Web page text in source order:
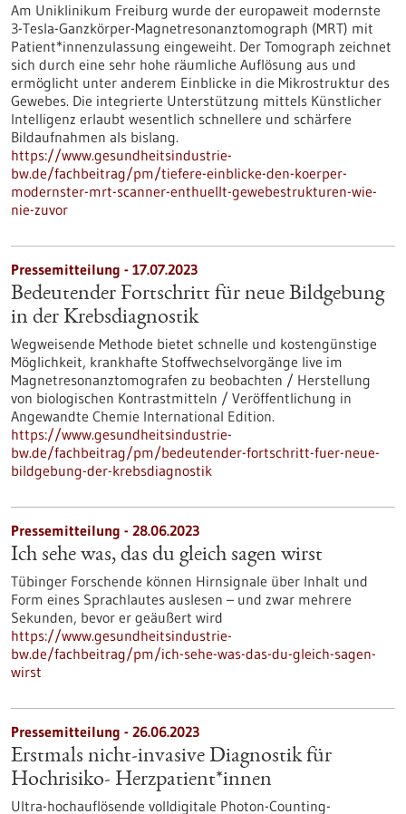
Am Uniklinikum Freiburg wurde der europaweit modernste
3-Tesla-Ganzkörper-Magnetresonanztomograph (MRT) mit
Patient*innenzulassung eingeweiht. Der Tomograph zeichnet
sich durch eine sehr hohe räumliche Auflösung aus und
ermöglicht unter anderem Einblicke in die Mikrostruktur des
Gewebes. Die integrierte Unterstützung mittels Künstlicher
Intelligenz erlaubt wesentlich schnellere und schärfere
Bildaufnahmen als bislang.
https://www.gesundheitsindustrie-
bw.de/fachbeitrag/pm/tiefere-einblicke-den-koerper-
modernster-mrt-scanner-enthuellt-gewebestrukturen-wie-
nie-zuvor
Pressemitteilung - 17.07.2023
Bedeutender Fortschritt für neue Bildgebung
in der Krebsdiagnostik
Wegweisende Methode bietet schnelle und kostengünstige
Möglichkeit, krankhafte Stoffwechselvorgänge live im
Magnetresonanztomografen zu beobachten / Herstellung
von biologischen Kontrastmitteln / Veröffentlichung in
Angewandte Chemie International Edition.
https://www.gesundheitsindustrie-
bw.de/fachbeitrag/pm/bedeutender-fortschritt-fuer-neue-
bildgebung-der-krebsdiagnostik
Pressemitteilung - 28.06.2023
Ich sehe was, das du gleich sagen wirst
Tübinger Forschende können Hirnsignale über Inhalt und
Form eines Sprachlautes auslesen – und zwar mehrere
Sekunden, bevor er geäußert wird
https://www.gesundheitsindustrie-
bw.de/fachbeitrag/pm/ich-sehe-was-das-du-gleich-sagen-
wirst
Pressemitteilung - 26.06.2023
Erstmals nicht-invasive Diagnostik für
Hochrisiko- Herzpatient*innen
Ultra-hochauflösende volldigitale Photon-Counting-